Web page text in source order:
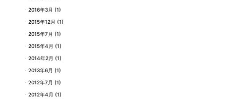
2016年3月 (1)
2015年12月 (1)
2015年7月 (1)
2015年4月 (1)
2014年2月 (1)
2013年6月 (1)
2012年7月 (1)
2012年4月 (1)